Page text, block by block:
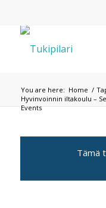
You are here: Home /
Hyvinvoinnin iltakoulu –
Events
Tämä